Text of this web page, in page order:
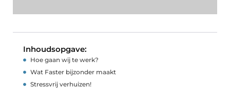
Inhoudsopgave:
Hoe gaan wij te werk?
Wat Faster bijzonder maakt
Stressvrij verhuizen!